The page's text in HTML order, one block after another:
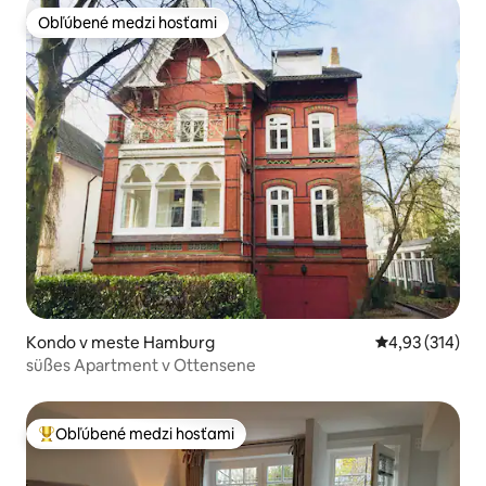
Obľúbené medzi hosťami
Obľúbené medzi hosťami
Kondo v meste Hamburg Priemerné
4,93 (314)
süßes Apartment v Ottensene
Najobľúbenejšie medzi hosťami
Obľúbené medzi hosťami